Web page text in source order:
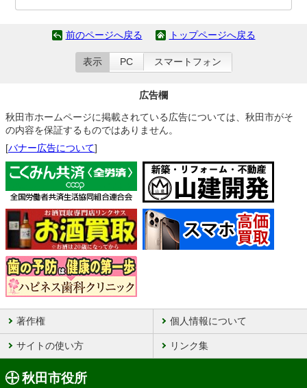
前のページへ戻る トップページへ戻る
表示 PC スマートフォン
広告欄
秋田市ホームページに掲載されている広告については、秋田市がそ
の内容を保証するものではありません。
[バナー広告について]
著作権 個人情報について
サイトの使い方 リンク集
秋田市役所